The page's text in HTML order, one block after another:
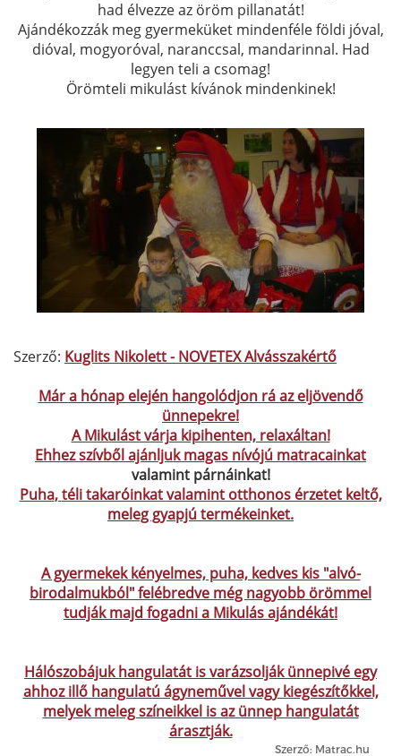
had élvezze az öröm pillanatát!
Ajándékozzák meg gyermeküket mindenféle földi jóval,
dióval, mogyoróval, naranccsal, mandarinnal. Had
legyen teli a csomag!
Örömteli mikulást kívánok mindenkinek!
Szerző: Kuglits Nikolett- NOVETEX Alvásszakértő
Már a hónap elején hangolódjon rá az eljövendő
ünnepekre!
A Mikulást várja kipihenten, relaxáltan!
Ehhez szívből ajánljuk magas nívójú matracainkat
valamint párnáinkat!
Puha,téli takaróinkat valamint otthonos érzetet keltő,
meleg gyapjú termékeinket.
A gyermekek kényelmes, puha, kedves kis "alvó-
birodalmukból" felébredve még nagyobb örömmel
tudják majd fogadni a Mikulás ajándékát!
Hálószobájuk hangulatát is varázsolják ünnepivé egy
ahhoz illő hangulatú ágyneművel vagy kiegészítőkkel,
melyek meleg színeikkel is az ünnep hangulatát
árasztják.
Szerző: Matrac.hu